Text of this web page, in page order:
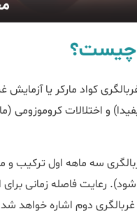
چیست؟
کواد مارکر یا آزمایش
سه ماهه اول ترکیب
رعایت فاصله زمانی برای
دوم اشاره خواهد